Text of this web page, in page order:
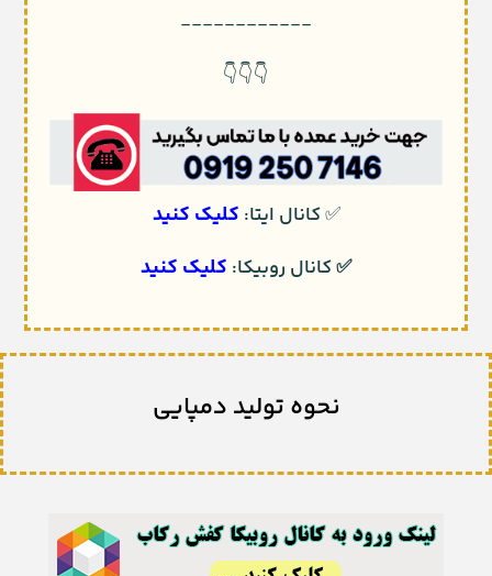
------------
👇👇👇
✅کانال ایتا: کلیک کنید
✅کانال روبیکا: کلیک کنید
نحوه تولید دمپایی